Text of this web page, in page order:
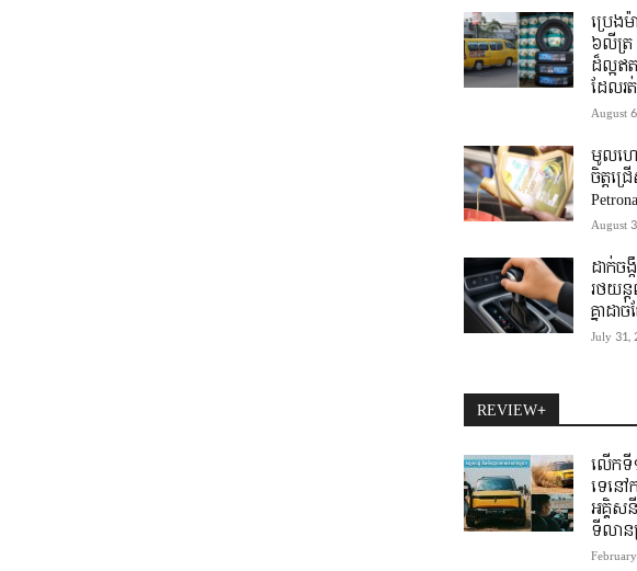
ប្រេង
៦លីត្
ដ៏ល្អឥ
ដែលរត់
August
មូលហេ
ចិត្តជ្
August
ដាក់ច
រថយន្
គ្នាដា
July 31,
REVIEW+
លើកទី
ទេនៅ
អគ្គិស
ទីលាន